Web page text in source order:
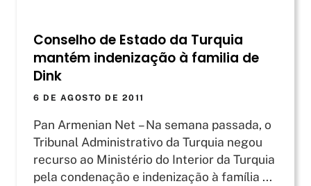
Conselho de Estado da Turquia
mantém indenização à familia de
Dink
6 DE AGOSTO DE 2011
Pan Armenian Net – Na semana passada, o
Tribunal Administrativo da Turquia negou
recurso ao Ministério do Interior da Turquia
pela condenação e indenização à família ...